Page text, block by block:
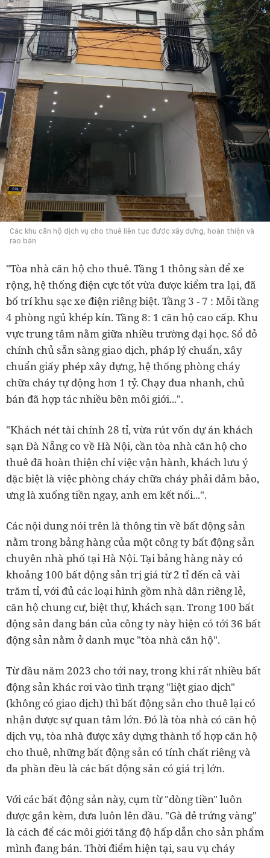
Các khu căn hộ dịch vụ cho thuê liên tục được xây dựng, hoàn thiện và
rao bán
"Tòa nhà căn hộ cho thuê. Tầng 1 thông sàn để xe
rộng, hệ thống điện cực tốt vừa được kiểm tra lại, đã
bố trí khu sạc xe điện riêng biệt. Tầng 3 - 7 : Mỗi tầng
4 phòng ngủ khép kín. Tầng 8: 1 căn hộ cao cấp. Khu
vực trung tâm nằm giữa nhiều trường đại học. Sổ đỏ
chính chủ sẵn sàng giao dịch, pháp lý chuẩn, xây
chuẩn giấy phép xây dựng, hệ thống phòng cháy
chữa cháy tự động hơn 1 tỷ. Chạy đua nhanh, chủ
bán đã hợp tác nhiều bên môi giới...".
"Khách nét tài chính 28 tỉ, vừa rút vốn dự án khách
sạn Đà Nẵng co về Hà Nội, cần tòa nhà căn hộ cho
thuê đã hoàn thiện chỉ việc vận hành, khách lưu ý
đặc biệt là việc phòng cháy chữa cháy phải đảm bảo,
ưng là xuống tiền ngay, anh em kết nối...".
Các nội dung nói trên là thông tin về bất động sản
nằm trong bảng hàng của một công ty bất động sản
chuyên nhà phố tại Hà Nội. Tại bảng hàng này có
khoảng 100 bất động sản trị giá từ 2 tỉ đến cả vài
trăm tỉ, với đủ các loại hình gồm nhà dân riêng lẻ,
căn hộ chung cư, biệt thự, khách sạn. Trong 100 bất
động sản đang bán của công ty này hiện có tới 36 bất
động sản nằm ở danh mục "tòa nhà căn hộ".
Từ đầu năm 2023 cho tới nay, trong khi rất nhiều bất
động sản khác rơi vào tình trạng "liệt giao dịch"
(không có giao dịch) thì bất động sản cho thuê lại có
nhận được sự quan tâm lớn. Đó là tòa nhà có căn hộ
dịch vụ, tòa nhà được xây dựng thành tổ hợp căn hộ
cho thuê, những bất động sản có tính chất riêng và
đa phần đều là các bất động sản có giá trị lớn.
Với các bất động sản này, cụm từ "dòng tiền" luôn
được gắn kèm, đưa luôn lên đầu. "Gà đẻ trứng vàng"
là cách để các môi giới tăng độ hấp dẫn cho sản phẩm
mình đang bán. Thời điểm hiện tại, sau vụ cháy